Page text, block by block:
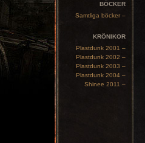
BÖCKER
Samtliga böcker –
KRÖNIKOR
Plastdunk 2001 –
Plastdunk 2002 –
Plastdunk 2003 –
Plastdunk 2004 –
Shinee 2011 –